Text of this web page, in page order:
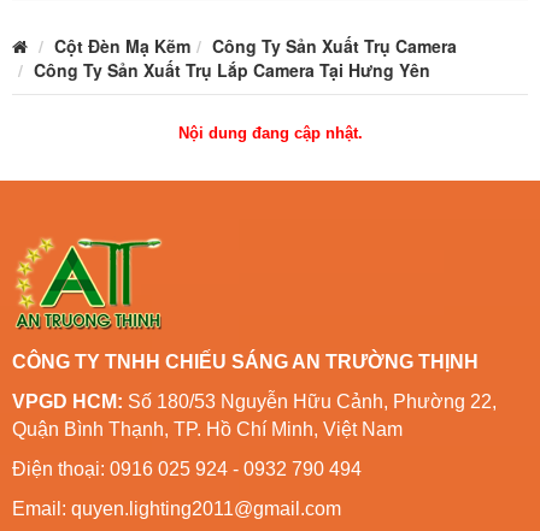
Cột Đèn Mạ Kẽm
Công Ty Sản Xuất Trụ Camera
Công Ty Sản Xuất Trụ Lắp Camera Tại Hưng Yên
Nội dung đang cập nhật.
CÔNG TY TNHH CHIẾU SÁNG AN TRƯỜNG THỊNH
VPGD HCM: Số 180/53 Nguyễn Hữu Cảnh, Phường 22,
Quận Bình Thạnh, TP. Hồ Chí Minh, Việt Nam
Điện thoại: 0916 025 924 - 0932 790 494
Email: quyen.lighting2011@gmail.com